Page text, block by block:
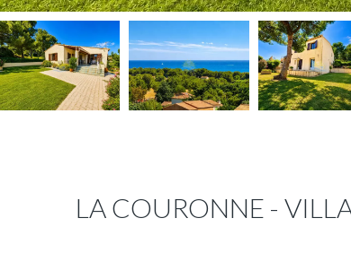
LA COURONNE -